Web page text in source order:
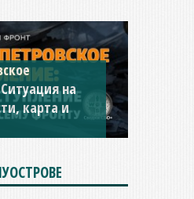
на
карта и